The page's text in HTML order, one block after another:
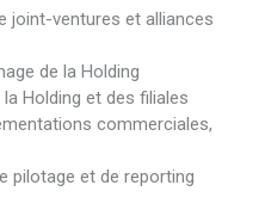
joint-ventures et alliances
de la Holding
Holding et des filiales
commerciales,
pilotage et de reporting